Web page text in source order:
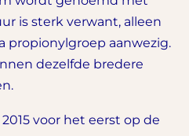
is sterk verwant, alleen
propionylgroep aanwezig.
dezelfde bredere
voor het eerst op de